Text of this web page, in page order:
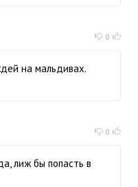
0
на мальдивах.
0
лиж бы попасть в